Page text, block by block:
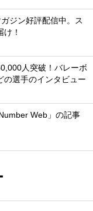
ジン好評配信中。ス
！
人突破！バレーボ
の選手のインタビュー
Web」の記事